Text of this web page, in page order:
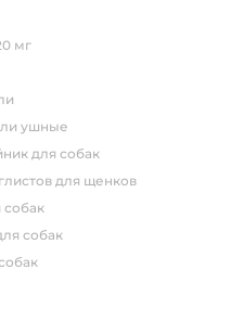
мг
ушные
для собак
для щенков
собак
собак